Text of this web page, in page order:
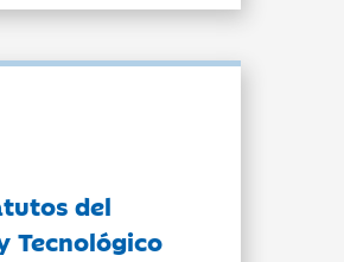
del
Tecnológico